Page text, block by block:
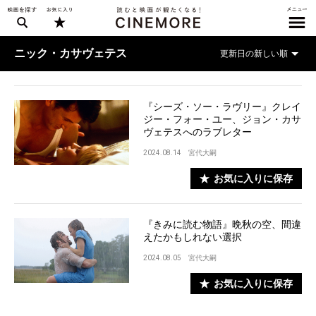
ニック・カサヴェテス
『シーズ・ソー・ラヴリー』クレイ
ジー・フォー・ユー、ジョン・カサ
ヴェテスへのラブレター
2024.08.14 宮代大嗣
お気に入りに保存
『きみに読む物語』晩秋の空、間違
えたかもしれない選択
2024.08.05 宮代大嗣
お気に入りに保存